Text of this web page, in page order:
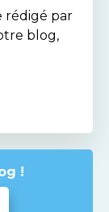
rédigé par
blog,
!